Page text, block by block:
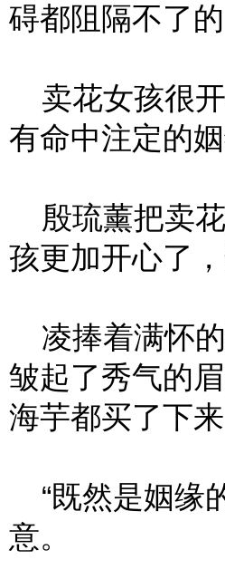
碍都阻隔不了
卖花女孩很开
有命中注定的
殷琉薰把卖花
孩更加开心了
凌捧着满怀的
皱起了秀气的
海芋都买了下来
“既然是姻缘
意。